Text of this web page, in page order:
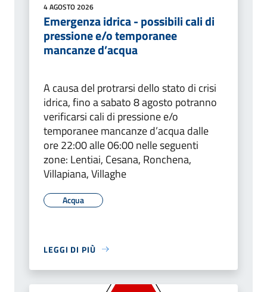
4 AGOSTO 2026
Emergenza idrica - possibili cali di
pressione e/o temporanee
mancanze d’acqua
A causa del protrarsi dello stato di crisi
idrica, fino a sabato 8 agosto potranno
verificarsi cali di pressione e/o
temporanee mancanze d’acqua dalle
ore 22:00 alle 06:00 nelle seguenti
zone: Lentiai, Cesana, Ronchena,
Villapiana, Villaghe
Acqua
LEGGI DI PIÙ